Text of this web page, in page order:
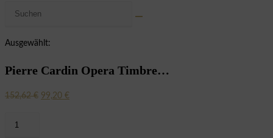
umschalten
durchsuchen
Ausgewählt:
Pierre Cardin Opera Timbre…
152,62€ Ursprünglicher
99,20 €Aktueller